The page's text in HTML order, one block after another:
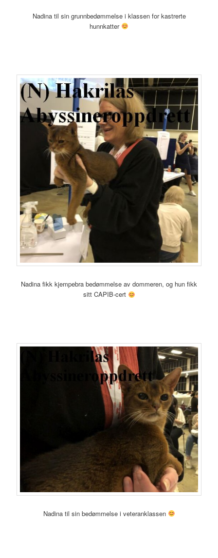
Nadina til sin grunnbedømmelse i klassen for kastrerte
hunnkatter
Nadina fikk kjempebra bedømmelse av dommeren, og hun fikk
sitt CAPIB-cert
Nadina til sin bedømmelse i veteranklassen